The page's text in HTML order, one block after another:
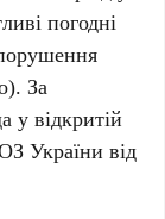
погодні
За
у відкритій
України від